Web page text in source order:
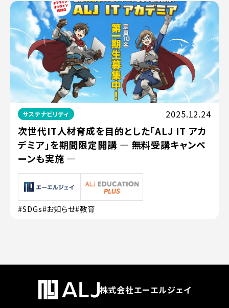
サステナビリティ 2025.12.24
次世代IT人材育成を目的とした「ALJ IT アカ
デミア」を期間限定開講 ― 無料受講キャンペ
ーンも実施 ―
#SDGs#お知らせ#教育
株式会社エーエルジェイ